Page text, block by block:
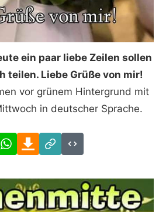
ein paar liebe Zeilen sollen
teilen. Liebe Grüße von mir!
vor grünem Hintergrund mit
in deutscher Sprache.
FacebookWhatsAppDownload
Link
Code